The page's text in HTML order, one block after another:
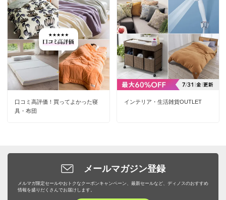
口コミ高評価！買ってよかった寝
具・布団
インテリア・生活雑貨OUTLET
メールマガジン登録
メルマガ限定セールやおトクなクーポンキャンペーン、最新セールなど、ディノスのおすすめ
情報を盛りだくさんでお届けします。